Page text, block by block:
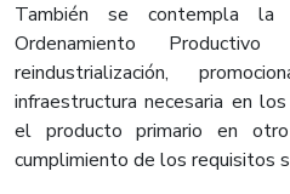
También se contempla
Ordenamiento
reindustrialización,
infraestructura necesaria en
el producto primario en
cumplimiento de los requisitos